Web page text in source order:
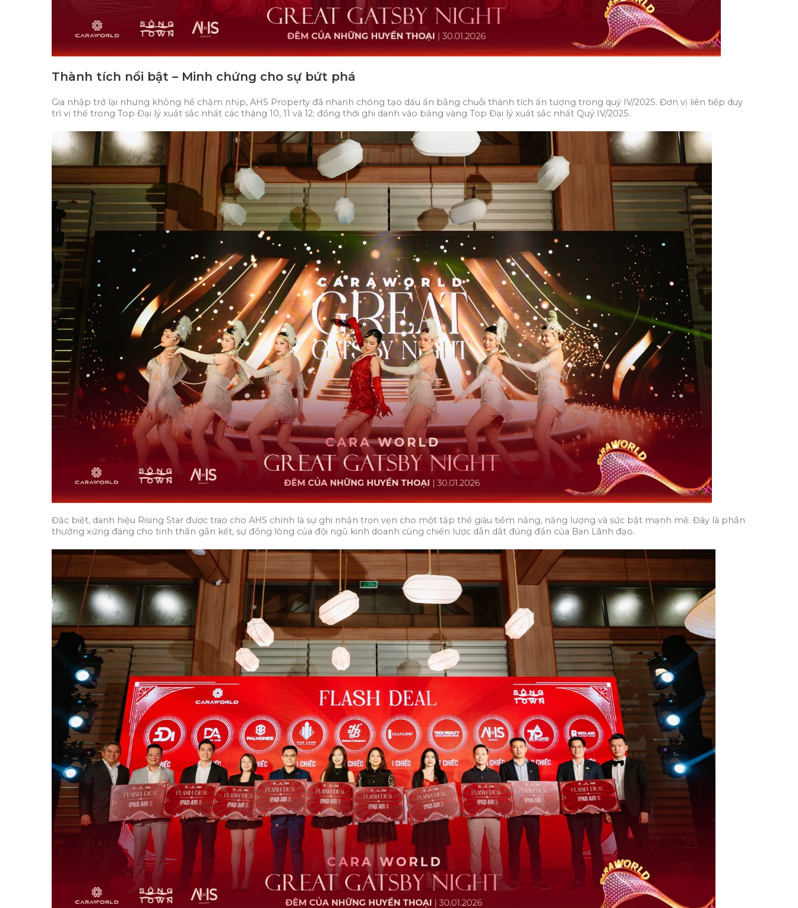
Thành tích nổi bật – Minh chứng cho sự bứt phá
Gia nhập trở lại nhưng không hề chậm nhịp, AHS Property đã nhanh chóng tạo dấu ấn bằng chuỗi thành tích ấn tượng trong quý IV/2025. Đơn vị liên tiếp duy
trì vị thế trong Top Đại lý xuất sắc nhất các tháng 10, 11 và 12; đồng thời ghi danh vào bảng vàng Top Đại lý xuất sắc nhất Quý IV/2025.
Đặc biệt, danh hiệu Rising Star được trao cho AHS chính là sự ghi nhận trọn vẹn cho một tập thể giàu tiềm năng, năng lượng và sức bật mạnh mẽ. Đây là phần
thưởng xứng đáng cho tinh thần gắn kết, sự đồng lòng của đội ngũ kinh doanh cùng chiến lược dẫn dắt đúng đắn của Ban Lãnh đạo.